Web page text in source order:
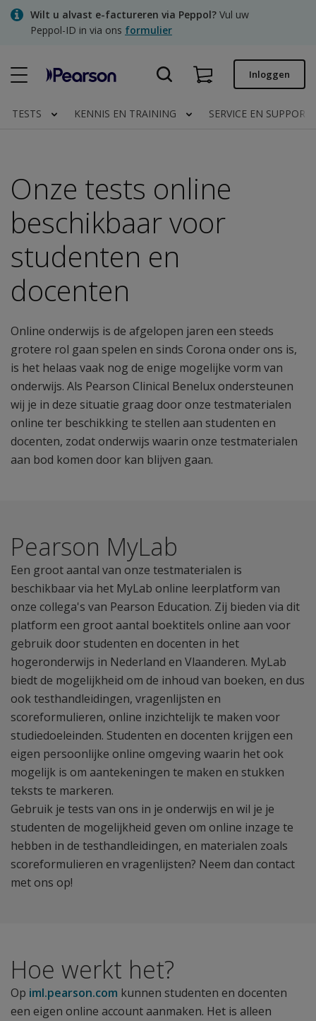
SkipWilt u alvast e-factureren via Peppol? Vul uw
Peppol-ID in via ons formulier
Snel bestellen
Clinical | NL
Inloggen
TESTS KENNIS EN TRAINING SERVICE EN SUPPORT
Onze tests online
beschikbaar voor
studenten en
docenten
Online onderwijs is de afgelopen jaren een steeds
grotere rol gaan spelen en sinds Corona onder ons is,
is het helaas vaak nog de enige mogelijke vorm van
onderwijs. Als Pearson Clinical Benelux ondersteunen
wij je in deze situatie graag door onze testmaterialen
online ter beschikking te stellen aan studenten en
docenten, zodat onderwijs waarin onze testmaterialen
aan bod komen door kan blijven gaan.
Pearson MyLab
Een groot aantal van onze testmaterialen is
beschikbaar via het MyLab online leerplatform van
onze collega's van Pearson Education. Zij bieden via dit
platform een groot aantal boektitels online aan voor
gebruik door studenten en docenten in het
hogeronderwijs in Nederland en Vlaanderen. MyLab
biedt de mogelijkheid om de inhoud van boeken, en dus
ook testhandleidingen, vragenlijsten en
scoreformulieren, online inzichtelijk te maken voor
studiedoeleinden. Studenten en docenten krijgen een
eigen persoonlijke online omgeving waarin het ook
mogelijk is om aantekeningen te maken en stukken
teksts te markeren.
Gebruik je tests van ons in je onderwijs en wil je je
studenten de mogelijkheid geven om online inzage te
hebben in de testhandleidingen, en materialen zoals
scoreformulieren en vragenlijsten? Neem dan contact
met ons op!
Hoe werkt het?
Op iml.pearson.com kunnen studenten en docenten
een eigen online account aanmaken. Het is alleen